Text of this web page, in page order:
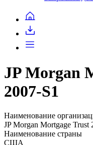
2007-S1